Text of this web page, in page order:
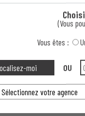
aluminium
aluminium
?
?
(Vous
Vous êtes :
moi OU